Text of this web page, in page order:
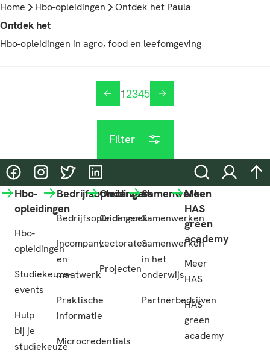
Home Hbo-opleidingen Ontdek het Paula
Ontdek het
Hbo-opleidingen in agro, food en leefomgeving
vorige 12345volgende
Filter
@HASgreenacademy
@HASgreenacademy
@greenacademyHAS
@HASgreenacademy ZoekenInloggen
Hbo-
opleidingen
Hbo-
opleidingen
Studiekeuze-
events
Hulp
bij je
studiekeuze
Bedrijfsopleidingen
Bedrijfsopleidingen
Incompany
en
maatwerk
Praktische
informatie
Microcredentials
Onderzoek
Onderzoek
Lectoraten
Projecten
Samenwerken
Samenwerken
Samenwerken
in het
onderwijs
Partnerbedrijven
Meer
HAS
green
academy
Meer
HAS
HAS
green
academy